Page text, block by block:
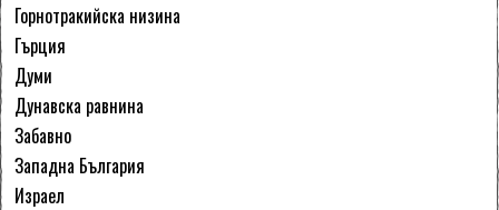
Горнотракийска низина
Гърция
Думи
Дунавска равнина
Забавно
Западна България
Израел